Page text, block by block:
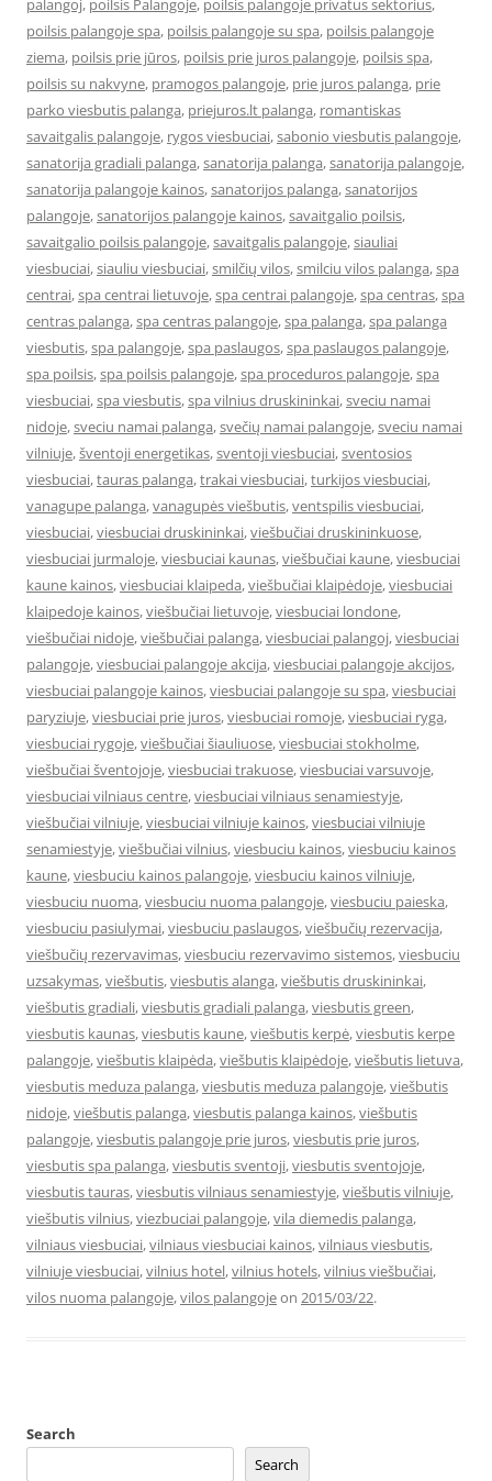
palangoj, poilsis Palangoje, poilsis palangoje privatus sektorius,
poilsis palangoje spa, poilsis palangoje su spa, poilsis palangoje
ziema, poilsis prie jūros, poilsis prie juros palangoje, poilsis spa,
poilsis su nakvyne, pramogos palangoje, prie juros palanga, prie
parko viesbutis palanga, priejuros.lt palanga, romantiskas
savaitgalis palangoje, rygos viesbuciai,sabonio viesbutis palangoje,
sanatorija gradiali palanga,sanatorija palanga,sanatorija palangoje,
sanatorija palangoje kainos,sanatorijos palanga,sanatorijos
palangoje,sanatorijos palangoje kainos,savaitgalio poilsis,
savaitgalio poilsis palangoje,savaitgalis palangoje,siauliai
viesbuciai,siauliu viesbuciai,smilčių vilos,smilciu vilos palanga,spa
centrai,spa centrai lietuvoje,spa centrai palangoje,spa centras,spa
centras palanga,spa centras palangoje,spa palanga,spa palanga
viesbutis,spa palangoje,spa paslaugos,spa paslaugos palangoje,
spa poilsis,spa poilsis palangoje,spa proceduros palangoje,spa
viesbuciai,spa viesbutis,spa vilnius druskininkai,sveciu namai
nidoje,sveciu namai palanga,svečių namai palangoje,sveciu namai
vilniuje,šventoji energetikas,sventoji viesbuciai,sventosios
viesbuciai,tauras palanga,trakai viesbuciai,turkijos viesbuciai,
vanagupe palanga,vanagupės viešbutis,ventspilis viesbuciai,
viesbuciai,viesbuciai druskininkai,viešbučiai druskininkuose,
viesbuciai jurmaloje,viesbuciai kaunas,viešbučiai kaune,viesbuciai
kaune kainos,viesbuciai klaipeda,viešbučiai klaipėdoje,viesbuciai
klaipedoje kainos,viešbučiai lietuvoje,viesbuciai londone,
viešbučiai nidoje,viešbučiai palanga,viesbuciai palangoj,viesbuciai
palangoje,viesbuciai palangoje akcija,viesbuciai palangoje akcijos,
viesbuciai palangoje kainos,viesbuciai palangoje su spa,viesbuciai
paryziuje,viesbuciai prie juros,viesbuciai romoje,viesbuciai ryga,
viesbuciai rygoje,viešbučiai šiauliuose,viesbuciai stokholme,
viešbučiai šventojoje,viesbuciai trakuose,viesbuciai varsuvoje,
viesbuciai vilniaus centre,viesbuciai vilniaus senamiestyje,
viešbučiai vilniuje,viesbuciai vilniuje kainos,viesbuciai vilniuje
senamiestyje,viešbučiai vilnius,viesbuciu kainos,viesbuciu kainos
kaune,viesbuciu kainos palangoje,viesbuciu kainos vilniuje,
viesbuciu nuoma,viesbuciu nuoma palangoje,viesbuciu paieska,
viesbuciu pasiulymai,viesbuciu paslaugos,viešbučių rezervacija,
viešbučių rezervavimas,viesbuciu rezervavimo sistemos,viesbuciu
uzsakymas,viešbutis,viesbutis alanga,viešbutis druskininkai,
viešbutis gradiali,viesbutis gradiali palanga,viesbutis green,
viesbutis kaunas,viesbutis kaune,viešbutis kerpė,viesbutis kerpe
palangoje,viešbutis klaipėda,viešbutis klaipėdoje,viešbutis lietuva,
viesbutis meduza palanga,viesbutis meduza palangoje,viešbutis
nidoje,viešbutis palanga,viesbutis palanga kainos,viešbutis
palangoje,viesbutis palangoje prie juros,viesbutis prie juros,
viesbutis spa palanga,viesbutis sventoji,viesbutis sventojoje,
viesbutis tauras,viesbutis vilniaus senamiestyje,viešbutis vilniuje,
viešbutis vilnius,viezbuciai palangoje,vila diemedis palanga,
vilniaus viesbuciai,vilniaus viesbuciai kainos,vilniaus viesbutis,
vilniuje viesbuciai,vilnius hotel,vilnius hotels,vilnius viešbučiai,
vilos nuoma palangoje,vilos palangojeon 2015/03/22.
Search
Search